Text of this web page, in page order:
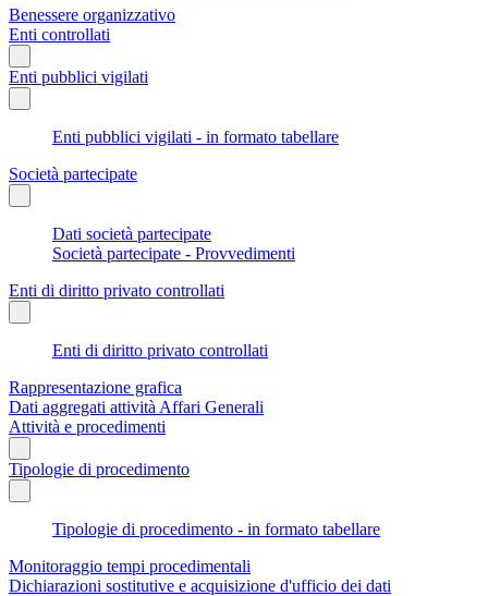
Benessere organizzativo
Enti controllati
Enti pubblici vigilati
Enti pubblici vigilati - in formato tabellare
Società partecipate
Dati società partecipate
Società partecipate - Provvedimenti
Enti di diritto privato controllati
Enti di diritto privato controllati
Rappresentazione grafica
Dati aggregati attività Affari Generali
Attività e procedimenti
Tipologie di procedimento
Tipologie di procedimento - in formato tabellare
Monitoraggio tempi procedimentali
Dichiarazioni sostitutive e acquisizione d'ufficio dei dati